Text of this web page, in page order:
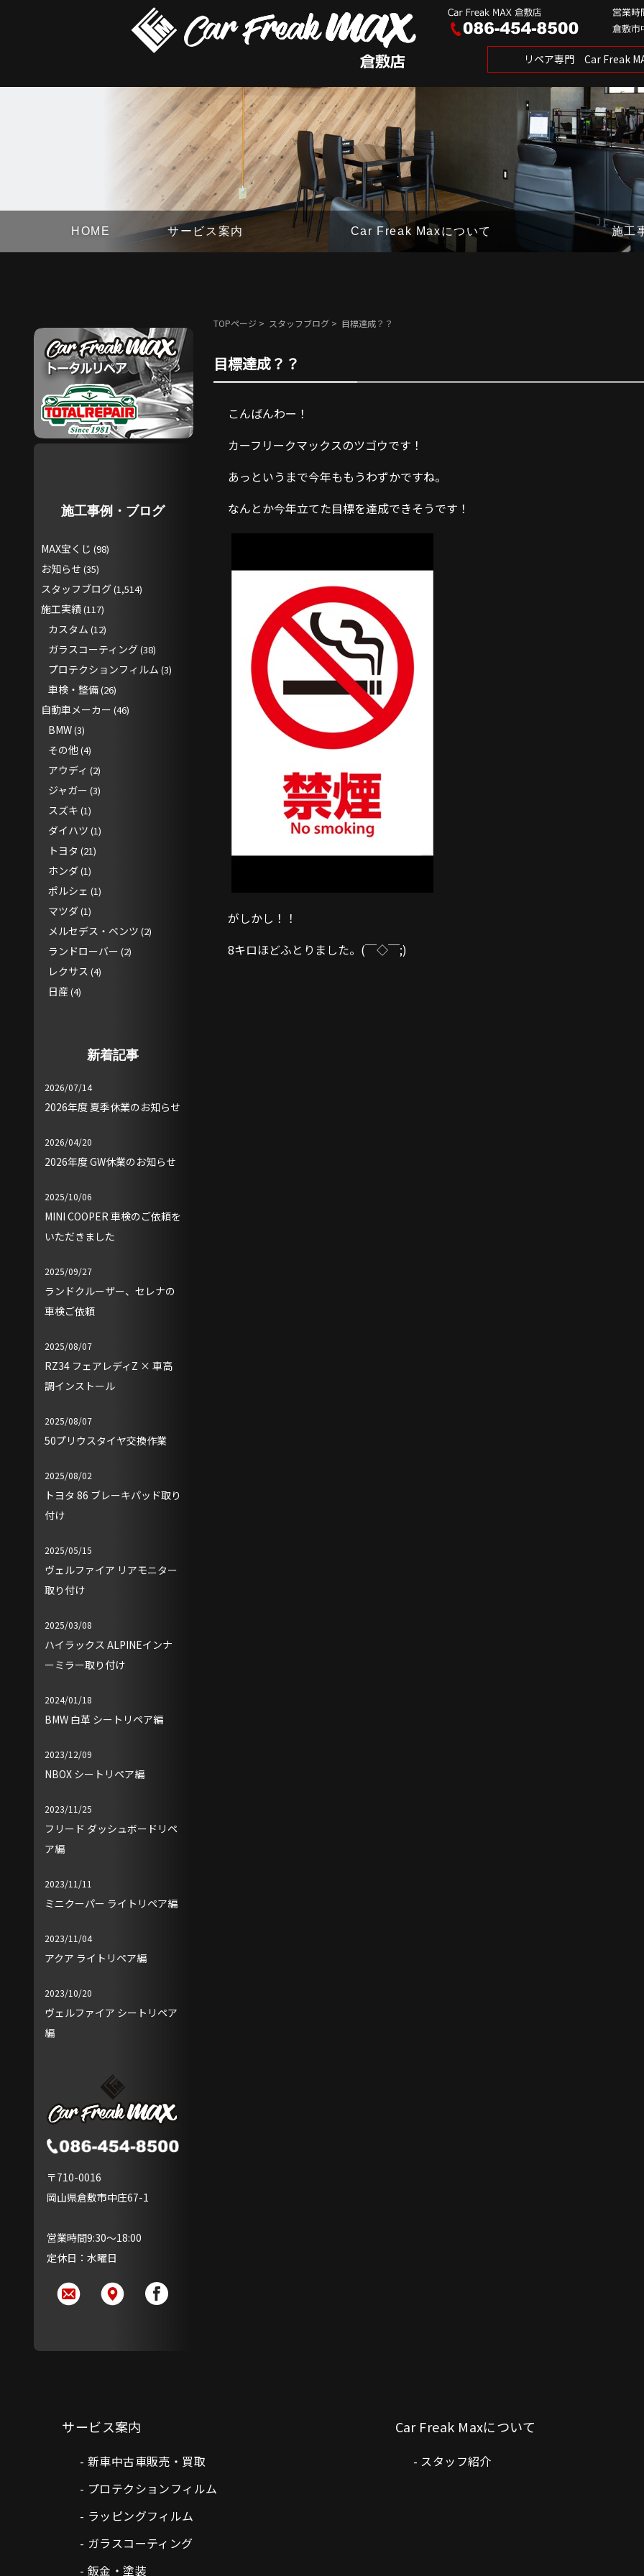
リペア専門 Car Freak
HOME サービス案内 Car Freak Maxについて 施工
TOPページ > スタッフブログ > 目標達成？？
目標達成？？
こんばんわー！
カーフリークマックスのツゴウです！
あっというまで今年ももうわずかですね。
なんとか今年立てた目標を達成できそうです！
がしかし！！
8キロほどふとりました。(￣◇￣;)
施工事例・ブログ
MAX宝くじ (98)
お知らせ (35)
スタッフブログ(1,514)
施工実績(117)
カスタム (12)
ガラスコーティング(38)
プロテクションフィルム (3)
車検・整備(26)
自動車メーカー (46)
BMW(3)
その他(4)
アウディ (2)
ジャガー (3)
スズキ (1)
ダイハツ (1)
トヨタ (21)
ホンダ (1)
ポルシェ (1)
マツダ (1)
メルセデス・ベンツ (2)
ランドローバー (2)
レクサス (4)
日産(4)
新着記事
2026/07/14
2026年度 夏季休業のお知らせ
2026/04/20
2026年度 GW休業のお知らせ
2025/10/06
MINI COOPER 車検のご依頼を
いただきました
2025/09/27
ランドクルーザー、セレナの
車検ご依頼
2025/08/07
RZ34 フェアレディZ × 車高
調インストール
2025/08/07
50プリウスタイヤ交換作業
2025/08/02
トヨタ 86 ブレーキパッド取り
付け
2025/05/15
ヴェルファイア リアモニター
取り付け
2025/03/08
ハイラックス ALPINEインナ
ーミラー取り付け
2024/01/18
BMW 白革 シートリペア編
2023/12/09
NBOX シートリペア編
2023/11/25
フリード ダッシュボードリペ
ア編
2023/11/11
ミニクーパー ライトリペア編
2023/11/04
アクア ライトリペア編
2023/10/20
ヴェルファイア シートリペア
編
〒710-0016
岡山県倉敷市中庄67-1
営業時間9:30～18:00
定休日：水曜日
サービス案内
新車中古車販売・買取
プロテクションフィルム
ラッピングフィルム
ガラスコーティング
鈑金・塗装
Car Freak Maxについて
スタッフ紹介